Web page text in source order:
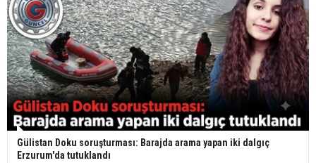
Gülistan Doku soruşturması: Barajda arama yapan iki dalgıç
Erzurum'da tutuklandı